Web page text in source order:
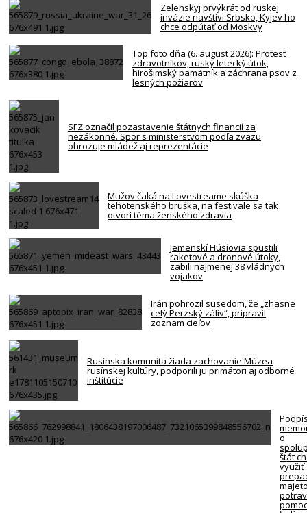
Zelenskyj prvýkrát od ruskej
invázie navštívi Srbsko, Kyjev ho
chce odpútať od Moskvy
Top foto dňa (6. august 2026): Protest
zdravotníkov, ruský letecký útok,
hirošimský pamätník a záchrana psov z
lesných požiarov
SFZ označil pozastavenie štátnych financií za
nezákonné. Spor s ministerstvom podľa zväzu
ohrozuje mládež aj reprezentácie
Mužov čaká na Lovestreame skúška
tehotenského bruška, na festivale sa tak
otvorí téma ženského zdravia
Jemenskí Húsíovia spustili
raketové a dronové útoky,
zabili najmenej 38 vládnych
vojakov
Irán pohrozil susedom, že „zhasne
celý Perzský záliv“, pripravil
zoznam cieľov
Rusínska komunita žiada zachovanie Múzea
rusínskej kultúry, podporili ju primátori aj odborné
inštitúcie
o
štát
využiť